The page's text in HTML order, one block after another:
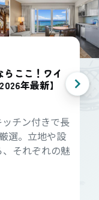
ここ！ワイ
年最新】
チン付きで長
選。立地や設
それぞれの魅